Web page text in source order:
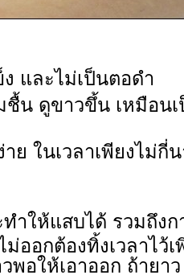
และไม่เป็นตอดำ
ชื้น ดูขาวขึ้น เหมือน
ย ในเวลาเพียงไม่กี่
ำให้แสบได้ รวมถึง
ม่ออกต้องทิ้งเวลาไว้
พอให้เอาออก ถ้ายา